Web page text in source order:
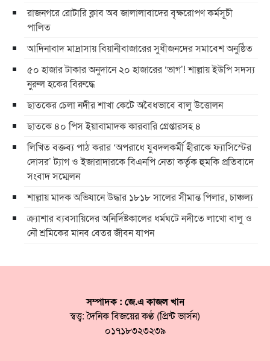
রাজনগরে রোটারি ক্লাব অব জালালাবাদের বৃক্ষরোপণ কর্মসূচী
পালিত
আদিনাবাদ মাদ্রাসায় বিয়ানীবাজারের সুধীজনদের সমাবেশ অনুষ্ঠিত
৫০ হাজার টাকার অনুদানে ২০ হাজারের ‘ভাগ’! শাল্লায় ইউপি সদস্য
নুরুল হকের বিরুদ্ধে
ছাতকের চেলা নদীর শাখা কেটে অবৈধভাবে বালু উত্তোলন
ছাতকে ৪০ পিস ইয়াবামাদক কারবারি গ্রেপ্তারসহ ৪
লিখিত বক্তব্য পাঠ করার ‘অপরাধে যুবদলকর্মী হীরাকে ফ্যাসিস্টের
দোসর’ ট্যাগ ও ইজারাদারকে বিএনপি নেতা কর্তৃক হুমকি প্রতিবাদে
সংবাদ সম্মেলন
শাল্লায় মাদক অভিযানে উদ্ধার ১৮১৮ সালের সীমান্ত পিলার, চাঞ্চল্য
ক্র্যাশার ব্যবসায়িদের অনির্দিষ্টকালের ধর্মঘটে নদীতে লাখো বালু ও
নৌ শ্রমিকের মানব বেতর জীবন যাপন
সম্পাদক : জে.এ কাজল খান
স্বত্ত্ব: দৈনিক বিজয়ের কণ্ঠ (প্রিন্ট ভার্সন)
০১৭১৮৩২৩২৩৯